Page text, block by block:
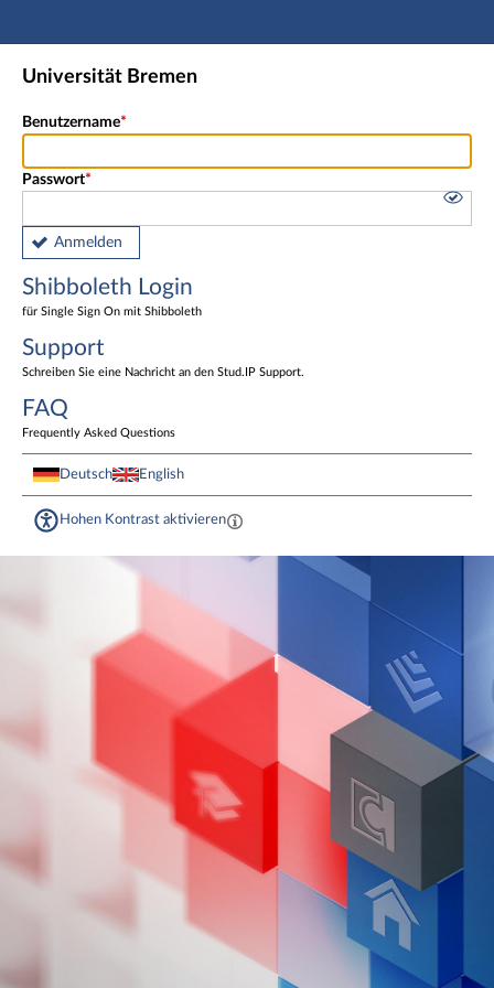
Hauptnavigation
Shibboleth Login
Universität Bremen
Benutzername
Passwort
Anmelden
Shibboleth Login
für Single Sign On mit Shibboleth
Support
Schreiben Sie eine Nachricht an den Stud.IP Support.
FAQ
Frequently Asked Questions
Deutsch English
Hohen Kontrast aktivieren